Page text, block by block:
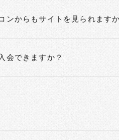
ンからもサイトを見られます
会できますか？